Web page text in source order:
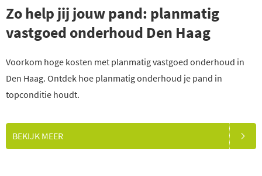
Zo help jij jouw pand: planmatig
vastgoed onderhoud Den Haag
Voorkom hoge kosten met planmatig vastgoed onderhoud in
Den Haag. Ontdek hoe planmatig onderhoud je pand in
topconditie houdt.
BEKIJK MEER